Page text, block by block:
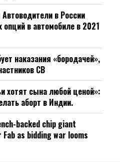
Автоводители в России
в автомобиле в 2021
наказания «бородачей»,
СВ
хотят сына любой ценой»:
аборт в Индии.
backed chip giant
as bidding war looms